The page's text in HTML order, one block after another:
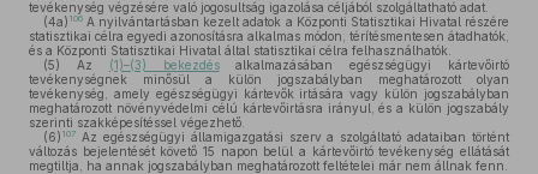
tevékenység végzésére való jogosultság igazolása céljából szolgáltatható adat.
(4a) 106 A nyilvántartásban kezelt adatok a Központi Statisztikai Hivatal részére
statisztikai célra egyedi azonosításra alkalmas módon, térítésmentesen átadhatók,
és a Központi Statisztikai Hivatal által statisztikai célra felhasználhatók.
(5) Az (1)–(3) bekezdésalkalmazásában egészségügyi kártevőirtó
tevékenységnek minősül a külön jogszabályban meghatározott olyan
tevékenység, amely egészségügyi kártevők irtására vagy külön jogszabályban
meghatározott növényvédelmi célú kártevőirtásra irányul, és a külön jogszabály
szerinti szakképesítéssel végezhető.
(6) 107 Az egészségügyi államigazgatási szerv a szolgáltató adataiban történt
változás bejelentését követő 15 napon belül a kártevőirtó tevékenység ellátását
megtiltja, ha annak jogszabályban meghatározott feltételei már nem állnak fenn.